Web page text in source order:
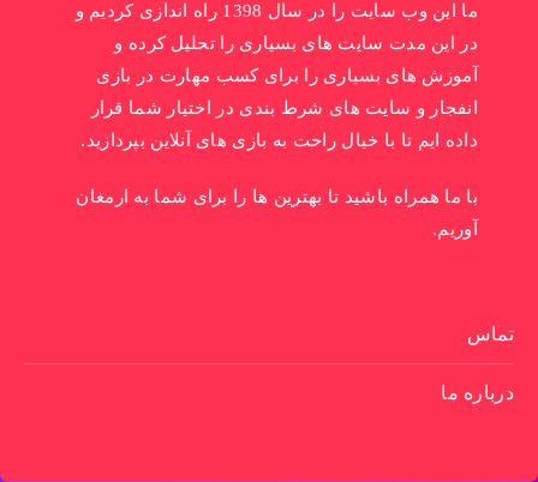
ما این وب سایت را در سال 1398 راه اندازی کردیم و
در این مدت سایت های بسیاری را تحلیل کرده و
آموزش های بسیاری را برای کسب مهارت در بازی
انفجار و سایت های شرط بندی در اختیار شما قرار
داده ایم تا با خیال راحت به بازی های آنلاین بپردازید.
با ما همراه باشید تا بهترین ها را برای شما به ارمغان
آوریم.
تماس
درباره ما